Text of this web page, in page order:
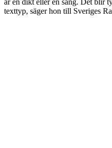
är en dikt eller en sång. Det blir
texttyp, säger hon till Sveriges